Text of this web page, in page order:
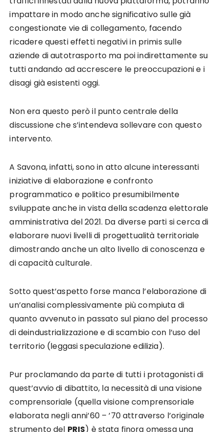
impattare in modo anche significativo sulle già
congestionate vie di collegamento, facendo
ricadere questi effetti negativi in primis sulle
aziende di autotrasporto ma poi indirettamente su
tutti andando ad accrescere le preoccupazioni e i
disagi già esistenti oggi.
Non era questo però il punto centrale della
discussione che s’intendeva sollevare con questo
intervento.
A Savona, infatti, sono in atto alcune interessanti
iniziative di elaborazione e confronto
programmatico e politico presumibilmente
sviluppate anche in vista della scadenza elettorale
amministrativa del 2021. Da diverse parti si cerca di
elaborare nuovi livelli di progettualità territoriale
dimostrando anche un alto livello di conoscenza e
di capacità culturale.
Sotto quest’aspetto forse manca l’elaborazione di
un’analisi complessivamente più compiuta di
quanto avvenuto in passato sul piano del processo
di deindustrializzazione e di scambio con l’uso del
territorio (leggasi speculazione edilizia).
Pur proclamando da parte di tutti i protagonisti di
quest’avvio di dibattito, la necessità di una visione
comprensoriale (quella visione comprensoriale
elaborata negli anni’60 – ’70 attraverso l’originale
strumento del PRIS) è stata finora omessa una